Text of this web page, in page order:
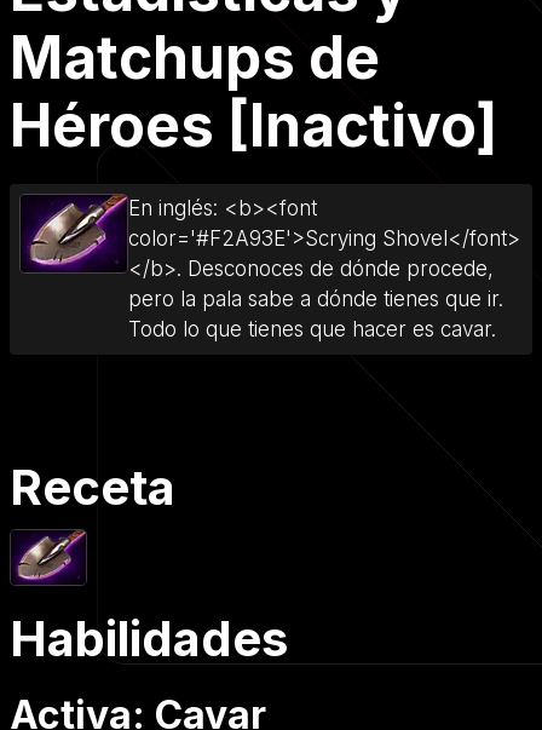
Matchups de
Héroes [Inactivo]
En inglés: <b><font
color='#F2A93E'>Scrying Shovel</font>
</b>. Desconoces de dónde procede,
pero la pala sabe a dónde tienes que ir.
Todo lo que tienes que hacer es cavar.
Receta
Habilidades
Activa: Cavar